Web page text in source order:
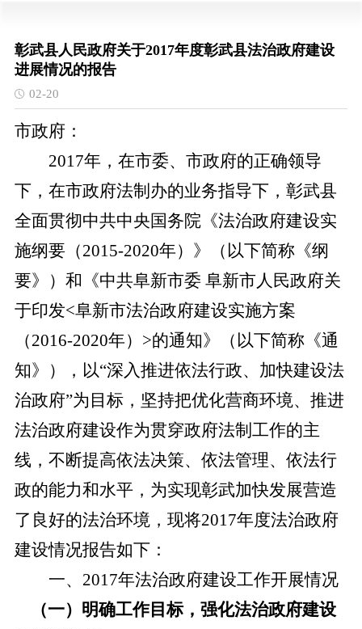
彰武县人民政府关于2017年度彰武县法治政府建设
进展情况的报告
02-20
市政府：
2017年，在市委、市政府的正确领导
下，在市政府法制办的业务指导下，彰武县
全面贯彻中共中央国务院《法治政府建设实
施纲要（2015-2020年）》（以下简称《纲
要》）和《中共阜新市委 阜新市人民政府关
于印发<阜新市法治政府建设实施方案
（2016-2020年）>的通知》（以下简称《通
知》），以“深入推进依法行政、加快建设法
治政府”为目标，坚持把优化营商环境、推进
法治政府建设作为贯穿政府法制工作的主
线，不断提高依法决策、依法管理、依法行
政的能力和水平，为实现彰武加快发展营造
了良好的法治环境，现将2017年度法治政府
建设情况报告如下：
一、 2017年法治政府建设工作开展情况
（一）明确工作目标， 强化法治政府建设